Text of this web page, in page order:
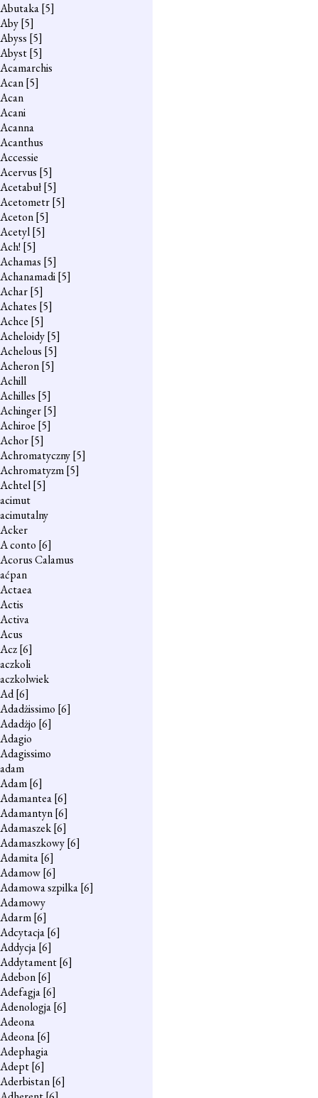
Abutaka[5]
Aby[5]
Abyss [5]
Abyst[5]
Acamarchis
Acan[5]
Acan
Acani
Acanna
Acanthus
Accessie
Acervus [5]
Acetabuł[5]
Acetometr[5]
Aceton[5]
Acetyl[5]
Ach! [5]
Achamas [5]
Achanamadi[5]
Achar[5]
Achates [5]
Achce [5]
Acheloidy[5]
Achelous [5]
Acheron[5]
Achill
Achilles [5]
Achinger[5]
Achiroe [5]
Achor[5]
Achromatyczny[5]
Achromatyzm[5]
Achtel[5]
acimut
acimutalny
Acker
A conto [6]
Acorus Calamus
aćpan
Actaea
Actis
Activa
Acus
Acz[6]
aczkoli
aczkolwiek
Ad[6]
Adadżissimo [6]
Adadżjo [6]
Adagio
Adagissimo
adam
Adam[6]
Adamantea[6]
Adamantyn[6]
Adamaszek[6]
Adamaszkowy[6]
Adamita[6]
Adamow[6]
Adamowa szpilka[6]
Adamowy
Adarm[6]
Adcytacja[6]
Addycja[6]
Addytament[6]
Adebon[6]
Adefagja[6]
Adenologja[6]
Adeona
Adeona[6]
Adephagia
Adept[6]
Aderbistan[6]